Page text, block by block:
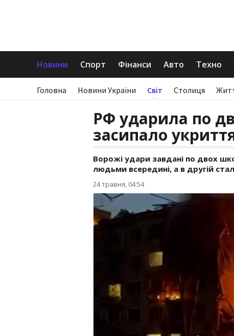
Новини Спорт Фінанси Авто Техно
Головна Новини України Світ Столиця
РФ ударила по
засипало
Ворожі удари завдані по двох
людьми всередині, а в другій
24 травня, 04:54